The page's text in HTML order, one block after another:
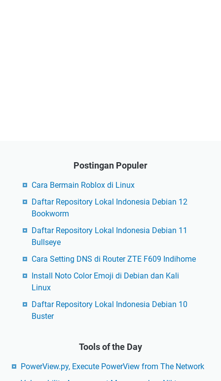
Postingan Populer
Cara Bermain Roblox di Linux
Daftar Repository Lokal Indonesia Debian 12
Bookworm
Daftar Repository Lokal Indonesia Debian 11
Bullseye
Cara Setting DNS di Router ZTE F609 Indihome
Install Noto Color Emoji di Debian dan Kali
Linux
Daftar Repository Lokal Indonesia Debian 10
Buster
Tools of the Day
PowerView.py, Execute PowerView from The Network